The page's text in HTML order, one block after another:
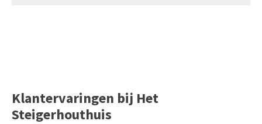
Klantervaringen bij Het
Steigerhouthuis